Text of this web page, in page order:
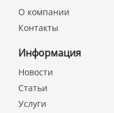
О компании
Контакты
Информация
Новости
Статьи
Услуги